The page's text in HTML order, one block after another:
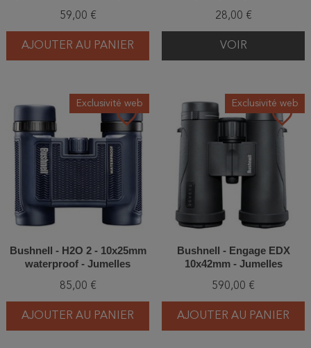
mount
59,00 €
AJOUTER AU PANIER
28,00 €
VOIR
favorite_border
Exclusivité web
Bushnell - H2O 2 - 10x25mm
waterproof - Jumelles
85,00 €
AJOUTER AU PANIER
favorite_border
Exclusivité web
Bushnell - Engage EDX
10x42mm - Jumelles
590,00 €
AJOUTER AU PANIER